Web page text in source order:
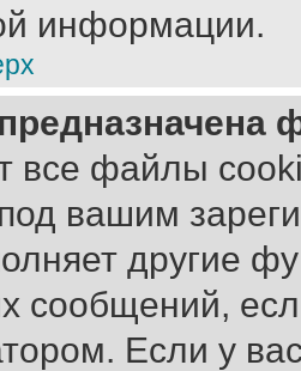
информации.
все файлы
под вашим
другие
сообщений,
Если у